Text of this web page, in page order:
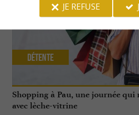
Shopping à Pau, une journée qui
avec lèche-vitrine
Détente
JE REFUSE